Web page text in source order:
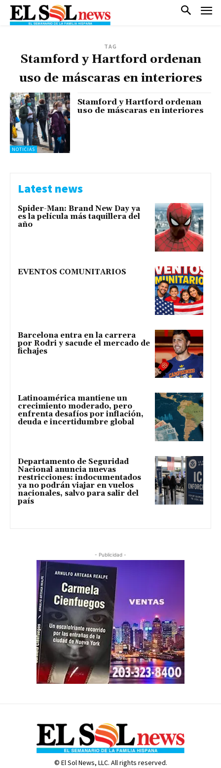
TAG
Stamford y Hartford ordenan
uso de máscaras en interiores
NOTICIAS
Stamford y Hartford ordenan
uso de máscaras en interiores
Latest news
Spider-Man: Brand New Day ya
es la película más taquillera del
año
EVENTOS COMUNITARIOS
Barcelona entra en la carrera
por Rodri y sacude el mercado de
fichajes
Latinoamérica mantiene un
crecimiento moderado, pero
enfrenta desafíos por inflación,
deuda e incertidumbre global
Departamento de Seguridad
Nacional anuncia nuevas
restricciones: indocumentados
ya no podrán viajar en vuelos
nacionales, salvo para salir del
país
- Publicidad -
© El Sol News, LLC. All rights reserved.